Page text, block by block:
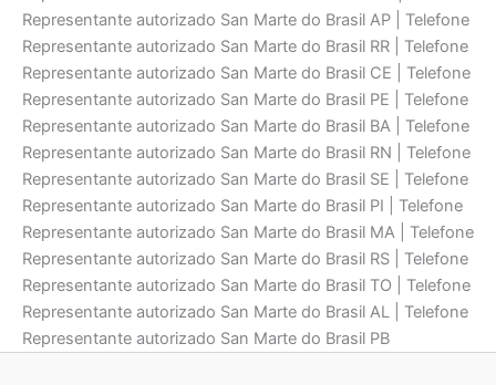
Representante autorizado San Marte do Brasil AP | Telefone
Representante autorizado San Marte do Brasil RR | Telefone
Representante autorizado San Marte do Brasil CE | Telefone
Representante autorizado San Marte do Brasil PE | Telefone
Representante autorizado San Marte do Brasil BA | Telefone
Representante autorizado San Marte do Brasil RN | Telefone
Representante autorizado San Marte do Brasil SE | Telefone
Representante autorizado San Marte do Brasil PI | Telefone
Representante autorizado San Marte do Brasil MA | Telefone
Representante autorizado San Marte do Brasil RS | Telefone
Representante autorizado San Marte do Brasil TO | Telefone
Representante autorizado San Marte do Brasil AL | Telefone
Representante autorizado San Marte do Brasil PB